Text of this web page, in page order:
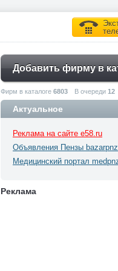
Добавить фирму в
Фирм в каталоге 6803 В очереди 12
Актуальное
Реклама на сайте e58.ru
Объявления Пензы
Медицинский портал
Реклама